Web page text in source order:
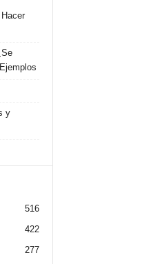
y
516
422
277